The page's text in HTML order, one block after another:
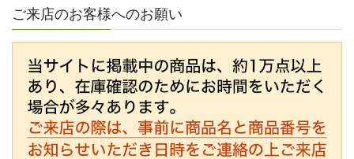
ご来店のお客様へのお願い